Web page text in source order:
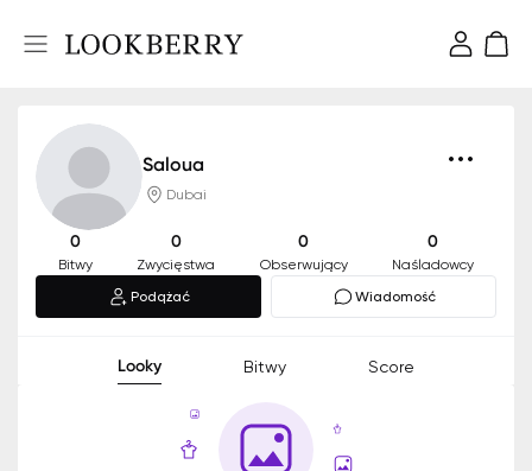
Saloua
Dubai
0
Bitwy
0
Zwycięstwa
0
Obserwujący
0
Naśladowcy
Podążać
Wiadomość
Looky Bitwy Score